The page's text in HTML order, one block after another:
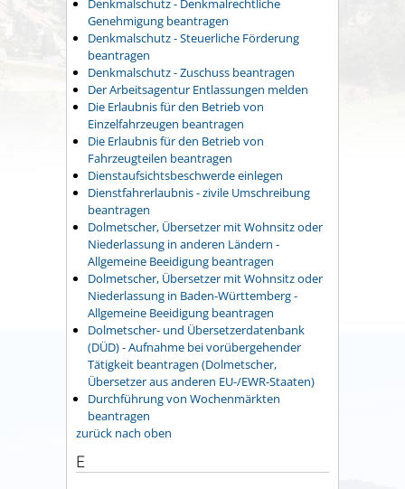
Denkmalschutz - Denkmalrechtliche
Genehmigung beantragen
Denkmalschutz - Steuerliche Förderung
beantragen
Denkmalschutz - Zuschuss beantragen
Der Arbeitsagentur Entlassungen melden
Die Erlaubnis für den Betrieb von
Einzelfahrzeugen beantragen
Die Erlaubnis für den Betrieb von
Fahrzeugteilen beantragen
Dienstaufsichtsbeschwerde einlegen
Dienstfahrerlaubnis - zivile Umschreibung
beantragen
Dolmetscher, Übersetzer mit Wohnsitz oder
Niederlassung in anderen Ländern -
Allgemeine Beeidigung beantragen
Dolmetscher, Übersetzer mit Wohnsitz oder
Niederlassung in Baden-Württemberg -
Allgemeine Beeidigung beantragen
Dolmetscher- und Übersetzerdatenbank
(DÜD) - Aufnahme bei vorübergehender
Tätigkeit beantragen (Dolmetscher,
Übersetzer aus anderen EU-/EWR-Staaten)
Durchführung von Wochenmärkten
beantragen
zurück nach oben
E